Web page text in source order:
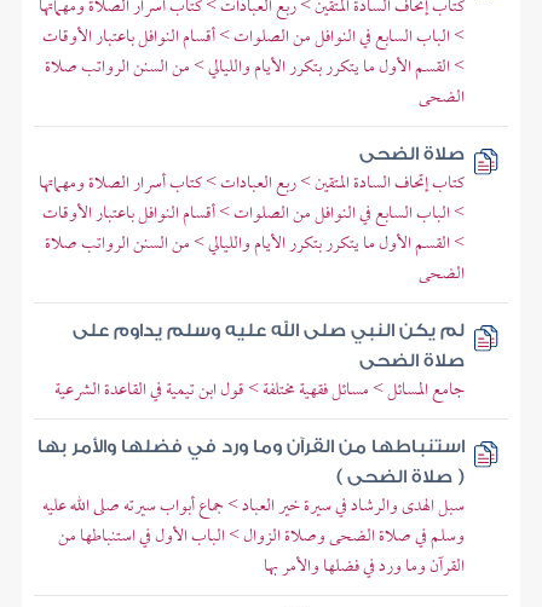
> الباب السابع في النوافل من الصلوات > أقسام النوافل باعتبار الأوقات
> القسم الأول ما يتكرر بتكرر الأيام والليالي > من السنن الرواتب صلاة
الضحى
صلاة الضحى
كتاب إتحاف السادة المتقين > ربع العبادات > كتاب أسرار الصلاة ومهماتها
> الباب السابع في النوافل من الصلوات > أقسام النوافل باعتبار الأوقات
> القسم الأول ما يتكرر بتكرر الأيام والليالي > من السنن الرواتب صلاة
الضحى
لم يكن النبي صلى الله عليه وسلم يداوم على
صلاة الضحى
جامع المسائل > مسائل فقهية مختلفة > قول ابن تيمية في القاعدة الشرعية
استنباطها من القرآن وما ورد في فضلها والأمر بها
( صلاة الضحى )
سبل الهدى والرشاد في سيرة خير العباد > جماع أبواب سيرته صلى الله عليه
وسلم في صلاة الضحى وصلاة الزوال > الباب الأول في استنباطها من
القرآن وما ورد في فضلها والأمر بها